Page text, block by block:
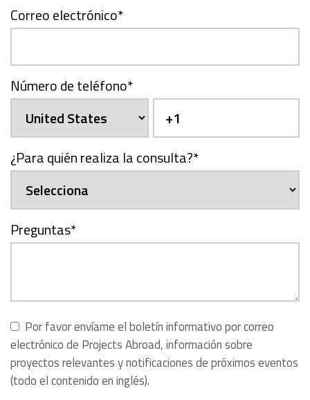
Correo electrónico*
Número de teléfono*
¿Para quién realiza la consulta?*
Preguntas*
Por favor envíame el boletín informativo por correo
electrónico de Projects Abroad, información sobre
proyectos relevantes y notificaciones de próximos eventos
(todo el contenido en inglés).